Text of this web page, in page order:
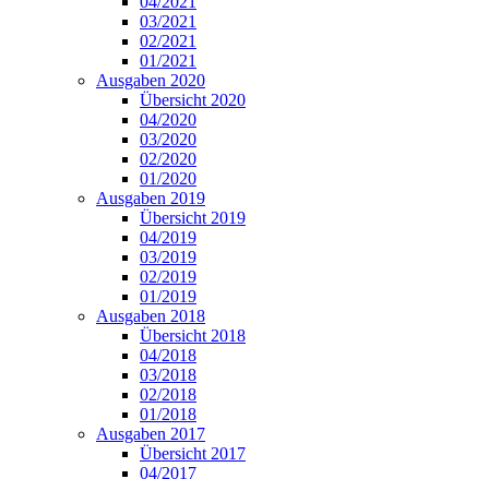
03/2021
02/2021
01/2021
Ausgaben 2020
Übersicht 2020
04/2020
03/2020
02/2020
01/2020
Ausgaben 2019
Übersicht 2019
04/2019
03/2019
02/2019
01/2019
Ausgaben 2018
Übersicht 2018
04/2018
03/2018
02/2018
01/2018
Ausgaben 2017
Übersicht 2017
04/2017